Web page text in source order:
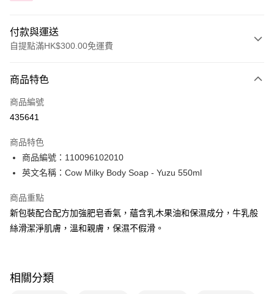
付款與運送
自提點滿HK$300.00免運費
信用卡
Apple Pay
PayMe
WeChat Pay
BoC Pay
送貨方式
商品特色
商品編號
435641
商品特色
商品編號：110096102010
英文名稱：Cow Milky Body Soap - Yuzu 550ml
商品重點
新包裝配合配方加強肥皂香氣，蘊含乳木果油和保濕成分，牛乳般
絲滑潔淨肌膚，溫和親膚，保濕不假滑。
相關分類